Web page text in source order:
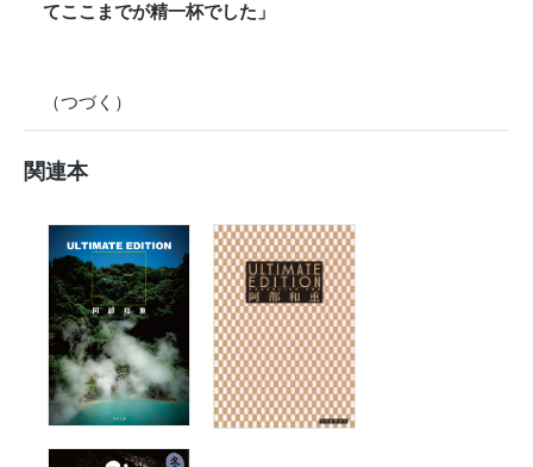
てここまでが精一杯でした」
（つづく）
関連本